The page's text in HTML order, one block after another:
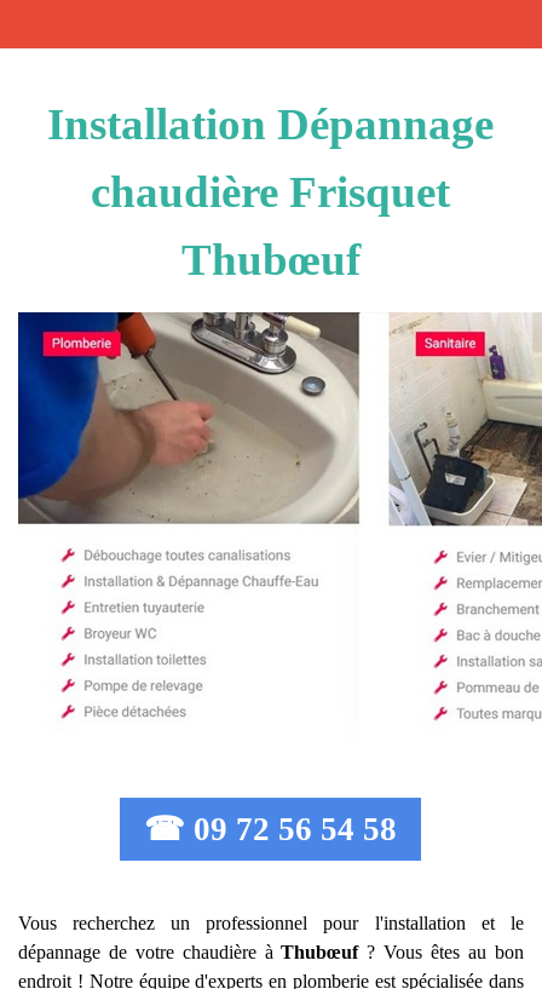
Installation Dépannage
chaudière Frisquet
Thubœuf
☎ 09 72 56 54 58
Vous recherchez un professionnel pour l'installation et le
dépannage de votre chaudière àThubœuf? Vous êtes au bon
endroit ! Notre équipe d'experts en plomberie est spécialisée dans